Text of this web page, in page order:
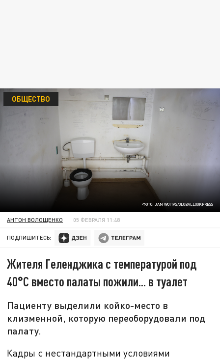
ФОТО: JAN WOITAS/GLOBALLOOKPRESS
ОБЩЕСТВО
АНТОН ВОЛОЩЕНКО 05 ФЕВРАЛЯ 11:48
ПОДПИШИТЕСЬ:
Жителя Геленджика с температурой под
40°C вместо палаты пожили... в туалет
Пациенту выделили койко-место в
клизменной, которую переоборудовали под
палату.
Кадры с нестандартными условиями